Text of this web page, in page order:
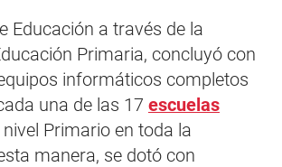
Educación a través de la
Primaria, concluyó con
informáticos completos
una de las 17 escuelas
Primario en toda la
manera, se dotó con